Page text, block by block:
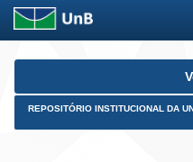
Skip
REPOSITÓRIO INSTITUCIONAL DA